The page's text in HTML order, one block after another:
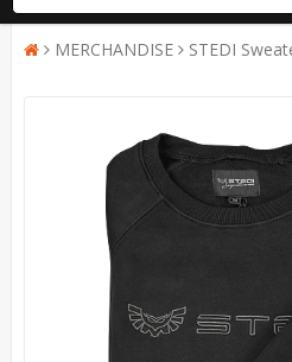
MERCHANDISE STEDI